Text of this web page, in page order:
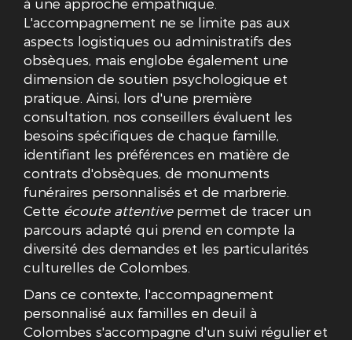
L'accompagnement ne se limite pas aux
aspects logistiques ou administratifs des
obsèques, mais englobe également une
dimension de soutien psychologique et
pratique. Ainsi, lors d'une première
consultation, nos conseillers évaluent les
besoins spécifiques de chaque famille,
identifiant les préférences en matière de
contrats d'obsèques, de monuments
funéraires personnalisés et de marbrerie.
Cette écoute attentivepermet de tracer un
parcours adapté qui prend en compte la
diversité des demandes et les particularités
culturelles de Colombes.
Dans ce contexte, l'accompagnement
personnalisé aux familles en deuil à
Colombes s'accompagne d'un suivi régulier et